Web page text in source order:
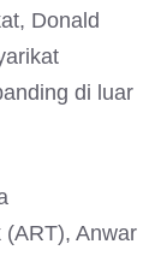
Donald
di luar
(ART), Anwar